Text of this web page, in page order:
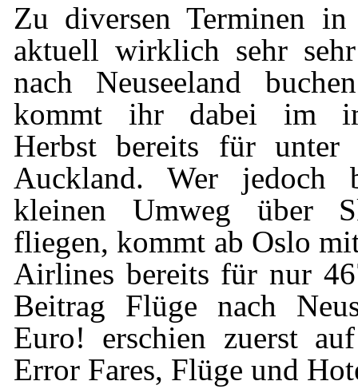
Zu diversen Terminen
aktuell wirklich sehr
nach Neuseeland
kommt ihr dabei im
Herbst bereits für unter
Auckland. Wer jedoch
kleinen Umweg über
fliegen, kommt ab Oslo
Airlines bereits für nur
Beitrag Flüge nach
Euro! erschien zuerst
Error Fares, Flüge und